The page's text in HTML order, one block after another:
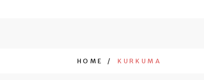
HOME KURKUMA